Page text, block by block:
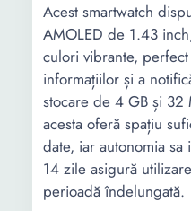
Acest smartwatch
AMOLED de 1.43
culori vibrante,
informațiilor și a
stocare de 4 GB și 32
acesta oferă spațiu
date, iar autonomia
14 zile asigură
perioadă îndelungată.